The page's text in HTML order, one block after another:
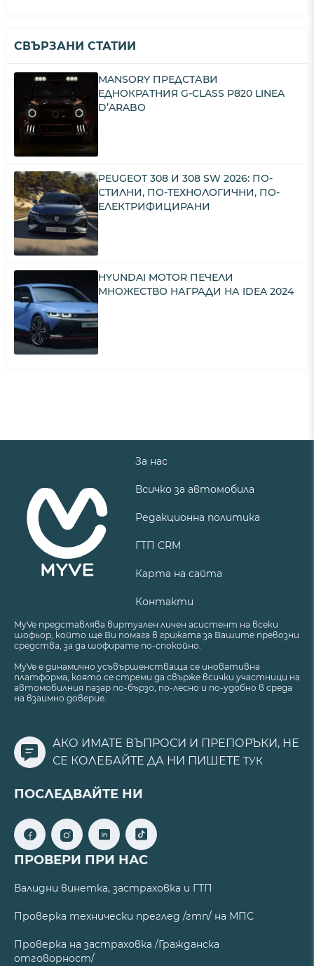
СВЪРЗАНИ СТАТИИ
MANSORY ПРЕДСТАВИ
ЕДНОКРАТНИЯ G-CLASS P820 LINEA
D’ARABO
PEUGEOT 308 И 308 SW 2026: ПО-
СТИЛНИ, ПО-ТЕХНОЛОГИЧНИ, ПО-
ЕЛЕКТРИФИЦИРАНИ
HYUNDAI MOTOR ПЕЧЕЛИ
МНОЖЕСТВО НАГРАДИ НА IDEA 2024
За нас
Всичко за автомобила
Редакционна политика
ГТП CRM
Карта на сайта
Контакти
MyVe представлява виртуален личен асистент на всеки
шофьор, който ще Ви помага в грижата за Вашите превозни
средства, за да шофирате по-спокойно.
MyVe е динамично усъвършенстваща се иновативна
платформа, която се стреми да свърже всички участници на
автомобилния пазар по-бързо, по-лесно и по-удобно в среда
на взаимно доверие.
АКО ИМАТЕ ВЪПРОСИ И ПРЕПОРЪКИ, НЕ
СЕ КОЛЕБАЙТЕ ДА НИ ПИШЕТЕ ТУК
ПОСЛЕДВАЙТЕ НИ
ПРОВЕРИ ПРИ НАС
Валидни винетка, застраховка и ГТП
Проверка технически преглед /гтп/ на МПС
Проверка на застраховка /Гражданска
отговорност/